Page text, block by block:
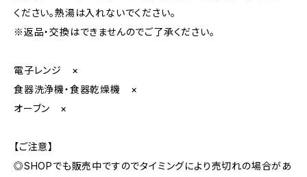
ください。熱湯は入れないでください。
※返品・交換はできませんのでご了承ください。
電子レンジ ×
食器洗浄機・食器乾燥機 ×
オーブン ×
【ご注意】
◎SHOPでも販売中ですのでタイミングにより売切れの場合があ